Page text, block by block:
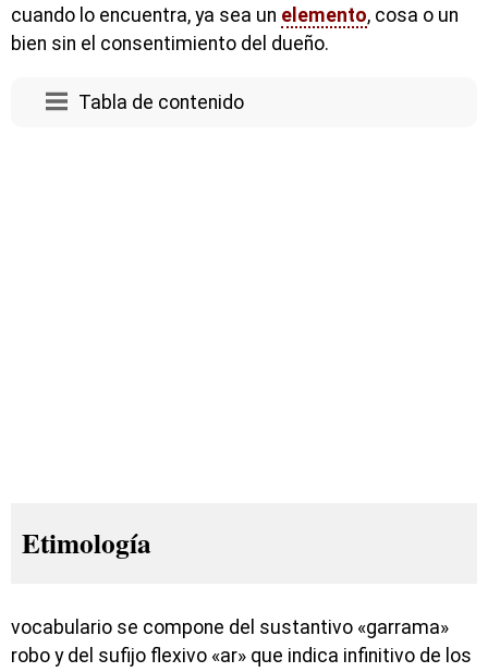
cuando lo encuentra, ya sea un elemento, cosa o un
bien sin el consentimiento del dueño.
Tabla de contenido
Etimología
vocabulario se compone del sustantivo «garrama»
robo y del sufijo flexivo «ar» que indica infinitivo de los